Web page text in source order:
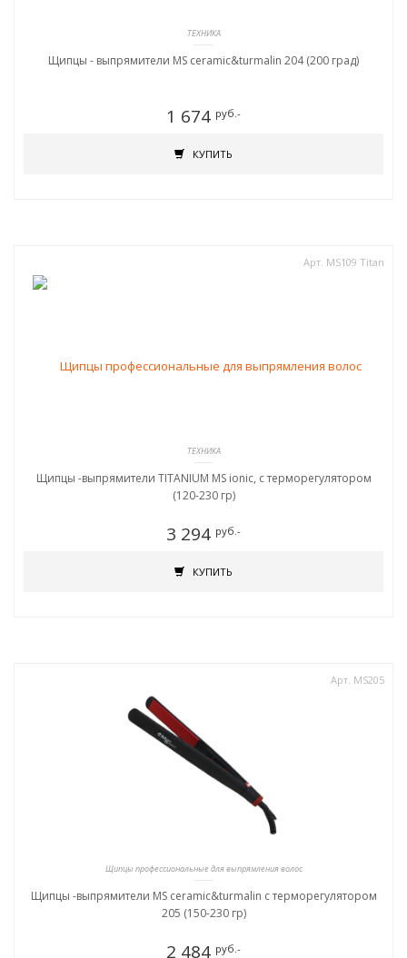
ТЕХНИКА
Щипцы - выпрямители MS ceramic&turmalin 204 (200 град)
1 674 руб.-
КУПИТЬ
Арт. MS109 Titan
ТЕХНИКА
Щипцы -выпрямители TITANIUM MS ionic, c терморегулятором
(120-230 гр)
3 294 руб.-
КУПИТЬ
Арт. MS205
Щипцы профессиональные для выпрямления волос
Щипцы -выпрямители MS ceramic&turmalin c терморегулятором
205 (150-230 гр)
2 484 руб.-